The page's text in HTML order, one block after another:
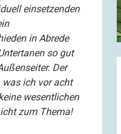
einsetzenden
in Abrede
so gut
Der
was ich vor acht
wesentlichen
zum Thema!